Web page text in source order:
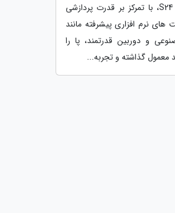
یعنی S24 FE، با تمرکز بر قدرت پردازشی
های نرم افزاری پیشرفته مانند
و دوربین قدرتمند، پا را
معمول گذاشته و تجربه...